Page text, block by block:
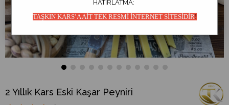
2 Yıllık Kars Eski Kaşar Peyniri
HATIRLATMA:
TAŞKIN KARS' A AİT TEK RESMİ İNTERNET SİTESİDİR!